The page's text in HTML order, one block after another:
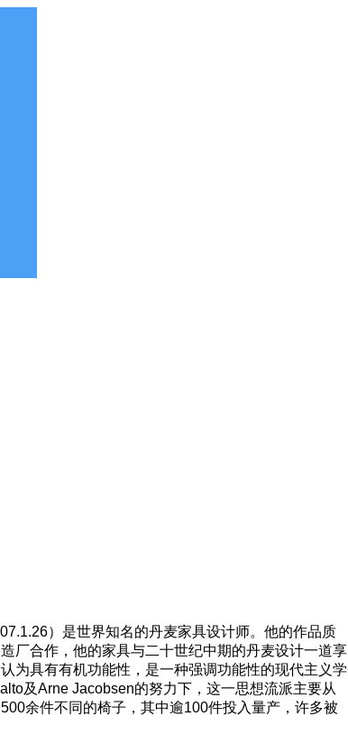
）是世界知名的丹麦家具设计师。他的作品质
厂合作，他的家具与二十世纪中期的丹麦设计一道享
为具有有机功能性，是一种强调功能性的现代主义学
及Arne Jacobsen的努力下，这一思想流派主要从
余件不同的椅子，其中逾100件投入量产，许多被